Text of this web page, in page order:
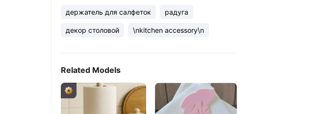
держатель для салфеток радуга
декор столовой \nkitchen accessory\n
Related Models